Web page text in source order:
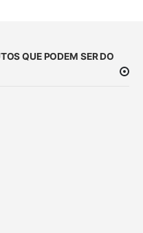
QUE PODEM SER DO